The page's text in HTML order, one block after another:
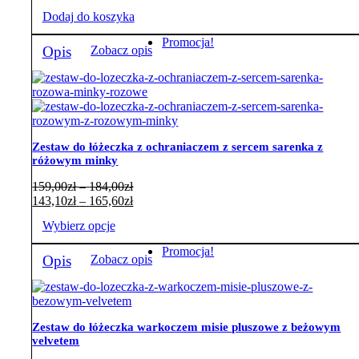
Dodaj do koszyka
Opis Zobacz opis
Promocja!
Zestaw do łóżeczka z ochraniaczem z sercem sarenka z
różowym minky
159,00zł – 184,00złZakres
cen:
do
184,00zł
143,10zł – 165,60złZakres
143,10zł
do
Wybierz opcje
Ten
produkt
ma
wiele
wariantów.
Opcje
można
wybrać
Opis Zobacz opis
Promocja!
Zestaw do łóżeczka warkoczem misie pluszowe z beżowym
velvetem